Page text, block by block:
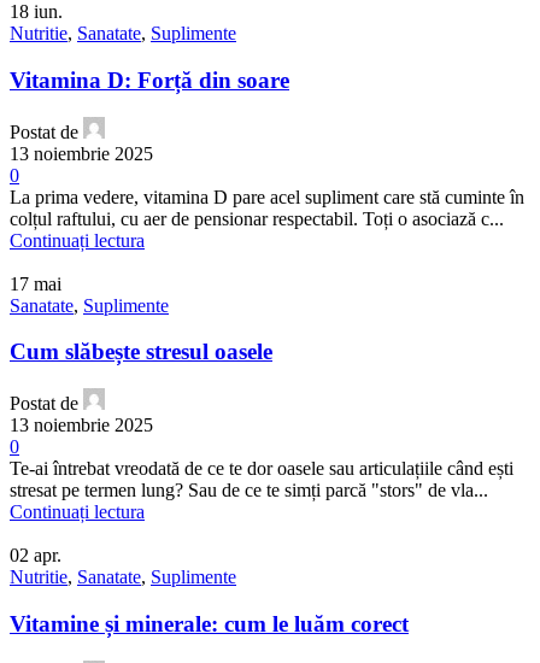
18 iun.
Nutritie, Sanatate, Suplimente
Vitamina D: Forță din soare
Postat de
13 noiembrie 2025
0
La prima vedere, vitamina D pare acel supliment care stă cuminte în
colțul raftului, cu aer de pensionar respectabil. Toți o asociază c...
Continuați lectura
17 mai
Sanatate, Suplimente
Cum slăbește stresul oasele
Postat de
13 noiembrie 2025
0
Te-ai întrebat vreodată de ce te dor oasele sau articulațiile când ești
stresat pe termen lung? Sau de ce te simți parcă "stors" de vla...
Continuați lectura
02 apr.
Nutritie, Sanatate, Suplimente
Vitamine și minerale: cum le luăm corect